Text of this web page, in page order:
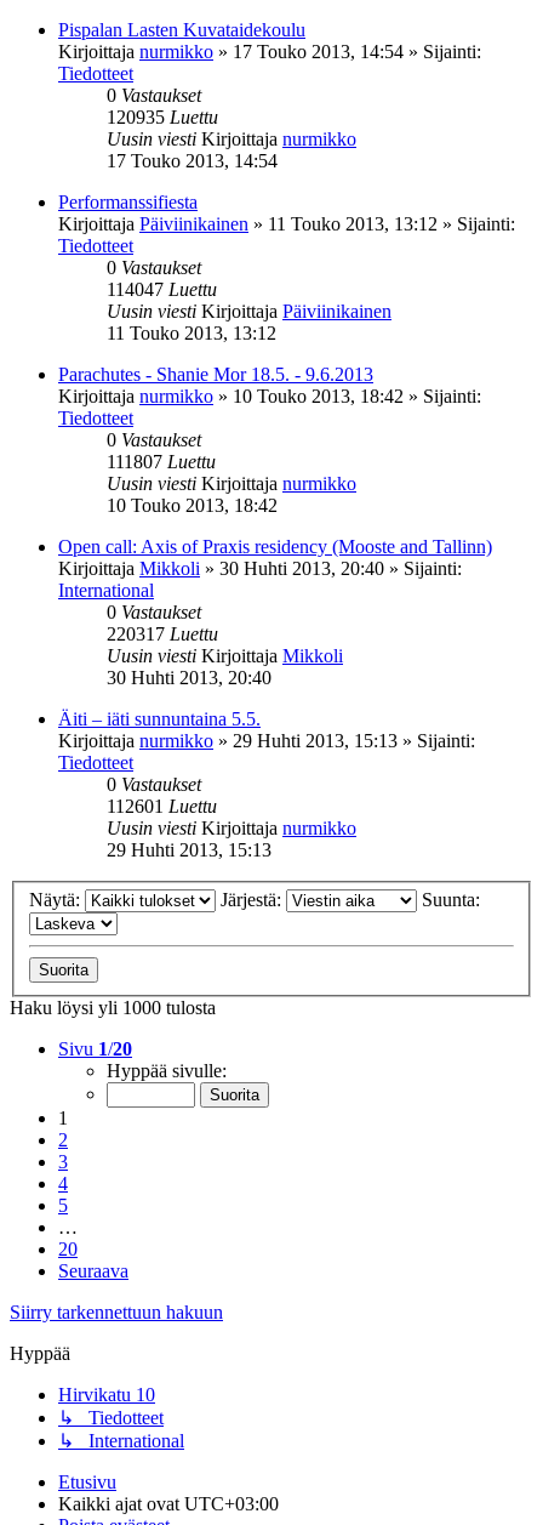
Pispalan Lasten Kuvataidekoulu
Kirjoittaja nurmikko » 17 Touko 2013, 14:54 » Sijainti:
Tiedotteet
0 Vastaukset
120935 Luettu
Uusin viesti Kirjoittaja nurmikko
17 Touko 2013, 14:54
Performanssifiesta
Kirjoittaja Päiviinikainen » 11 Touko 2013, 13:12 » Sijainti:
Tiedotteet
0 Vastaukset
114047 Luettu
Uusin viesti Kirjoittaja Päiviinikainen
11 Touko 2013, 13:12
Parachutes - Shanie Mor 18.5. - 9.6.2013
Kirjoittaja nurmikko » 10 Touko 2013, 18:42 » Sijainti:
Tiedotteet
0 Vastaukset
111807 Luettu
Uusin viesti Kirjoittaja nurmikko
10 Touko 2013, 18:42
Open call: Axis of Praxis residency (Mooste and Tallinn)
Kirjoittaja Mikkoli » 30 Huhti 2013, 20:40 » Sijainti:
International
0 Vastaukset
220317 Luettu
Uusin viesti Kirjoittaja Mikkoli
30 Huhti 2013, 20:40
Äiti – iäti sunnuntaina 5.5.
Kirjoittaja nurmikko » 29 Huhti 2013, 15:13 » Sijainti:
Tiedotteet
0 Vastaukset
112601 Luettu
Uusin viesti Kirjoittaja nurmikko
29 Huhti 2013, 15:13
Näytä: Järjestä: Suunta:
Haku löysi yli 1000 tulosta
Sivu 1/20
Hyppää sivulle:
1
2
3
4
5
…
20
Seuraava
Siirry tarkennettuun hakuun
Hyppää
Hirvikatu 10
↳ Tiedotteet
↳ International
Etusivu
Kaikki ajat ovatUTC+03:00